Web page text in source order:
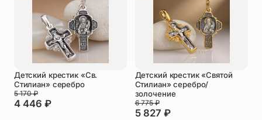
Упаковка
Цепи
Чётки
Шнурки на
шею
Другое
Детский крестик «Св.
Стилиан» серебро
4 446 ₽
5 170₽
Детский крестик «Святой
Стилиан» серебро/
золочение
5 827 ₽
6 775₽